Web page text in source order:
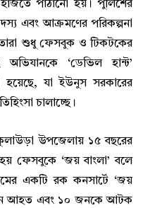
পাঠানো হয়। পুলিশের
এবং আক্রমণের পরিকল্পনা
তারা শুধু ফেসবুক ও টিকটকের
‘ডেভিল হান্ট’
হয়েছে, যা ইউনুস সরকারের
চালাচ্ছে।
উপজেলায় ১৫ বছরের
ফেসবুকে ‘জয় বাংলা’ বলে
একটি রক কনসার্টে ‘জয়
জন আহত এবং ১০ জনকে আটক